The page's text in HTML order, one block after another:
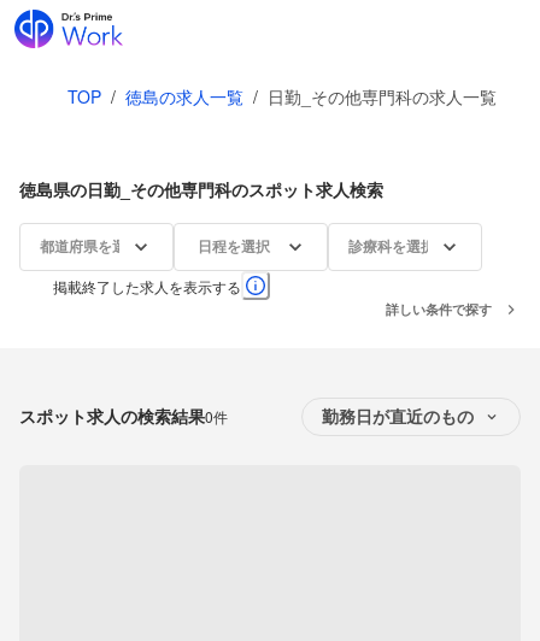
TOP / 徳島の求人一覧 / 日勤_その他専門科の求人一覧
徳島県の日勤_その他専門科のスポット求人検索
都道府県を選択 日程を選択 診療科を選択
掲載終了した求人を表示する
詳しい条件で探す
スポット求人の検索結果0件 勤務日が直近のもの